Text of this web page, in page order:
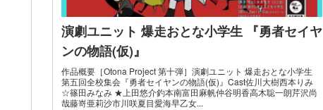
演劇ユニット 爆走おとな小学生 『勇者セイヤ
ンの物語(仮)』
作品概要［Otona Project 第十弾］演劇ユニット 爆走おとな小学生
第五回全校集会『勇者セイヤンの物語(仮)』Cast佐川大樹西本りみ
☆篠田みなみ ★上田悠介釣本南富田麻帆仲谷明香高木聡一朗芹沢尚
哉藤嵜亜莉沙市川咲夏目愛海早乙女...